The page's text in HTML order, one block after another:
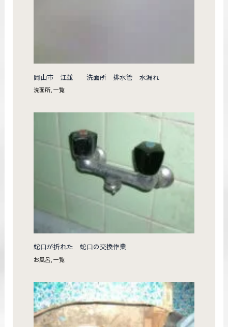
岡山市 江並 洗面所 排水管 水漏れ
洗面所,一覧
蛇口が折れた 蛇口の交換作業
お風呂 ,一覧